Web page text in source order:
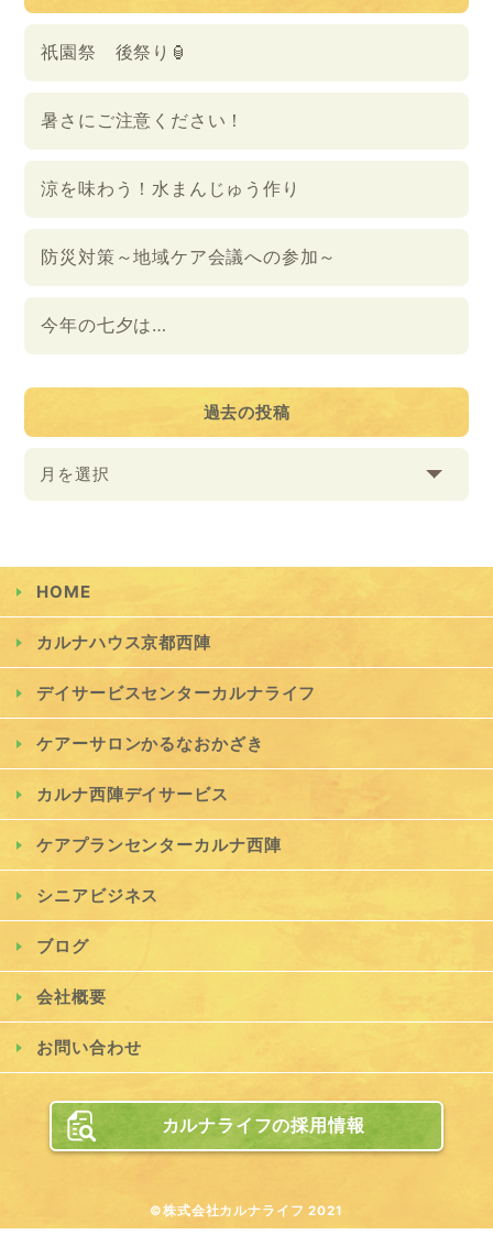
祇園祭 後祭り🏮
暑さにご注意ください！
涼を味わう！水まんじゅう作り
防災対策～地域ケア会議への参加～
今年の七夕は…
過去の投稿
月を選択
HOME
カルナハウス京都西陣
デイサービスセンターカルナライフ
ケアーサロンかるなおかざき
カルナ西陣デイサービス
ケアプランセンターカルナ西陣
シニアビジネス
ブログ
会社概要
お問い合わせ
カルナライフの採用情報
©株式会社カルナライフ 2021